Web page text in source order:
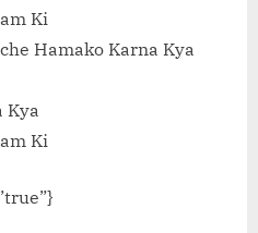
Ki
Hamako Karna Kya
Kya
Ki